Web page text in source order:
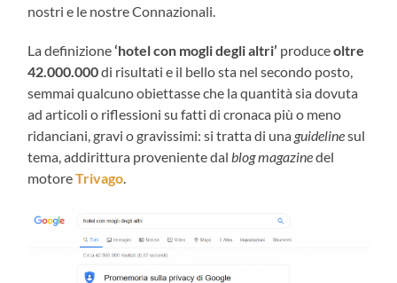
nostri e le nostre Connazionali.
La definizione‘hotel con mogli degli altri’ produceoltre
42.000.000di risultati e il bello sta nel secondo posto,
semmai qualcuno obiettasse che la quantità sia dovuta
ad articoli o riflessioni su fatti di cronaca più o meno
ridanciani, gravi o gravissimi: si tratta di una guidelinesul
tema, addirittura proveniente dalblog magazinedel
motoreTrivago.